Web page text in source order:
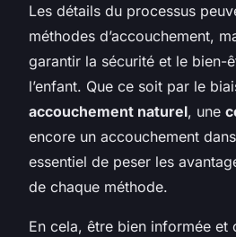
Les détails du processus
méthodes d’accouchement,
garantir la sécurité et le bien-
l’enfant. Que ce soit par le
accouchement naturel, une
encore un accouchement
essentiel de peser les
de chaque méthode.
En cela, être bien informée et